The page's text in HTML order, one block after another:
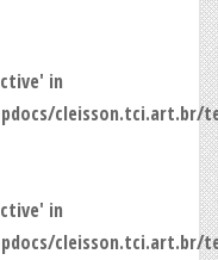
in
cleisson.tci.art.br/
in
cleisson.tci.art.br/